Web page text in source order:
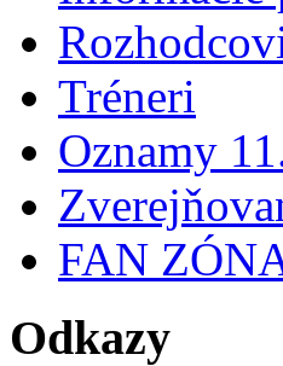
Tréneri
Oznamy
FAN
Odkazy